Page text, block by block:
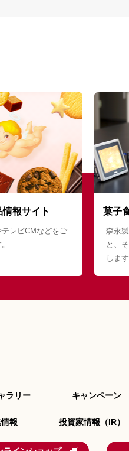
情報サイト
レビCMなどをご
菓子
森永
と、
します
ラリー キャンペーン
報 投資家情報（IR）